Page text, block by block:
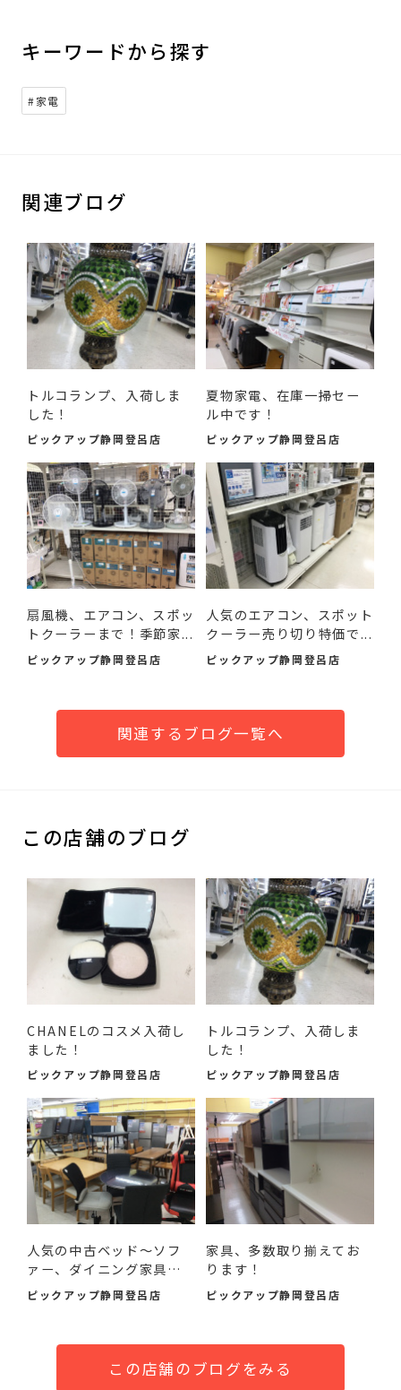
キーワードから探す
#家電
関連ブログ
トルコランプ、入荷しま
した！
ピックアップ静岡登呂店
夏物家電、在庫一掃セー
ル中です！
ピックアップ静岡登呂店
扇風機、エアコン、スポッ
トクーラーまで！季節家...
ピックアップ静岡登呂店
人気のエアコン、スポット
クーラー売り切り特価で...
ピックアップ静岡登呂店
関連するブログ一覧へ
この店舗のブログ
CHANELのコスメ入荷し
ました！
ピックアップ静岡登呂店
トルコランプ、入荷しま
した！
ピックアップ静岡登呂店
人気の中古ベッド～ソフ
ァー、ダイニング家具ま
で...
ピックアップ静岡登呂店
家具、多数取り揃えてお
ります！
ピックアップ静岡登呂店
この店舗のブログをみる